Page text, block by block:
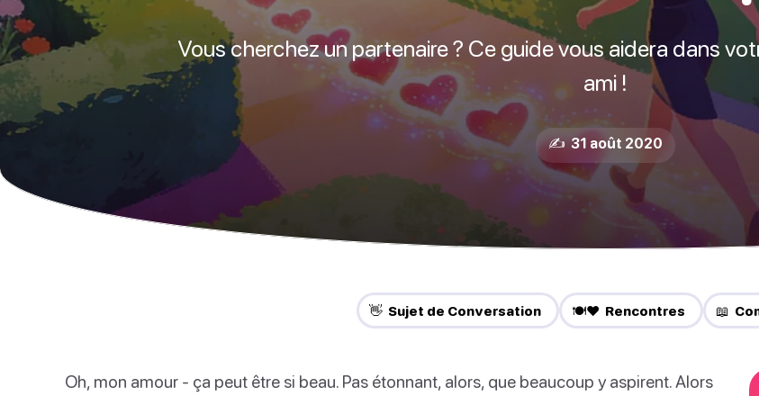
Vous cherchez un partenaire ? Ce guide vous aidera dans
ami !
✍️ 31 août 2020
👋 Sujet de Conversation 🍽️❤️ Rencontres 📖
Oh, mon amour - ça peut être si beau. Pas étonnant, alors, que beaucoup y aspirent. Alors